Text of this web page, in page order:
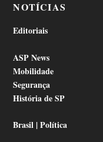
NOTÍCIAS
Editoriais
ASP News
Mobilidade
Segurança
História de SP
Brasil | Política